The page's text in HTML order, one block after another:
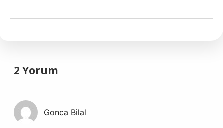
2 Yorum
Gonca Bilal